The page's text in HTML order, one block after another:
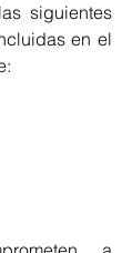
siguientes
en el